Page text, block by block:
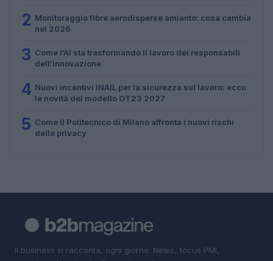
2 Monitoraggio fibre aerodisperse amianto: cosa cambia
nel 2026
3 Come l’AI sta trasformando il lavoro dei responsabili
dell’innovazione
4 Nuovi incentivi INAIL per la sicurezza sul lavoro: ecco
le novità del modello OT23 2027
5 Come il Politecnico di Milano affronta i nuovi rischi
della privacy
Il business si racconta, ogni giorno. News, focus PMI,